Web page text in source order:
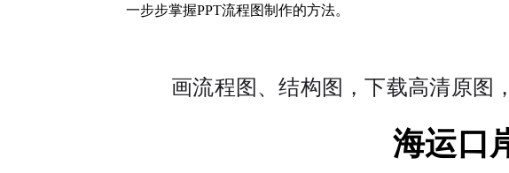
一步步掌握PPT流程图制作的方法。